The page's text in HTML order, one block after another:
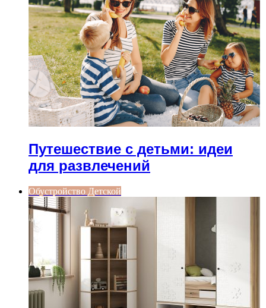
Путешествие с детьми: идеи
для развлечений
Обустройство Детской